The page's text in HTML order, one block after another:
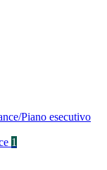
Piano esecutivo
1